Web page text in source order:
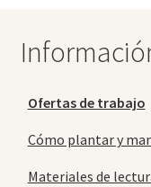
Ofertas de trabajo
Cómo plantar y
Materiales de